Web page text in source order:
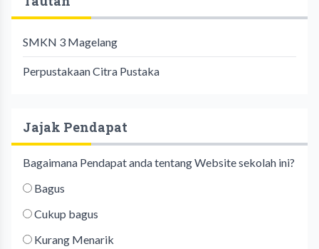
SMKN 3 Magelang
Perpustakaan Citra Pustaka
Jajak Pendapat
Bagaimana Pendapat anda tentang Website sekolah ini?
Bagus
Cukup bagus
Kurang Menarik